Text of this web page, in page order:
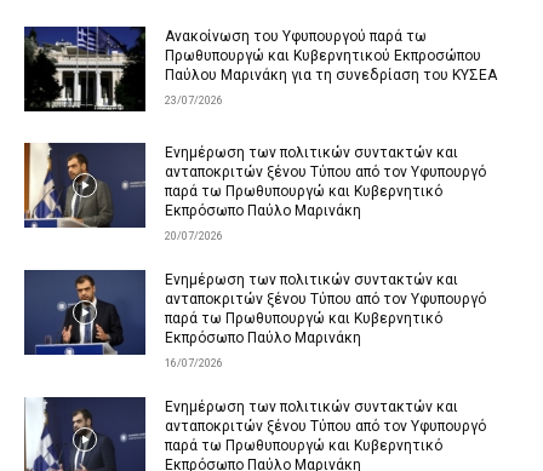
Ανακοίνωση του Υφυπουργού παρά τω
Πρωθυπουργώ και Κυβερνητικού Εκπροσώπου
Παύλου Μαρινάκη για τη συνεδρίαση του ΚΥΣΕΑ
23/07/2026
Ενημέρωση των πολιτικών συντακτών και
ανταποκριτών ξένου Τύπου από τον Υφυπουργό
παρά τω Πρωθυπουργώ και Κυβερνητικό
Εκπρόσωπο Παύλο Μαρινάκη
20/07/2026
Ενημέρωση των πολιτικών συντακτών και
ανταποκριτών ξένου Τύπου από τον Υφυπουργό
παρά τω Πρωθυπουργώ και Κυβερνητικό
Εκπρόσωπο Παύλο Μαρινάκη
16/07/2026
Ενημέρωση των πολιτικών συντακτών και
ανταποκριτών ξένου Τύπου από τον Υφυπουργό
παρά τω Πρωθυπουργώ και Κυβερνητικό
Εκπρόσωπο Παύλο Μαρινάκη